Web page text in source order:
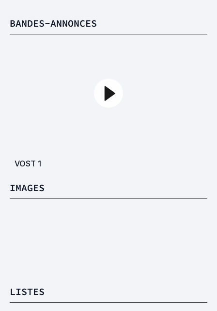
BANDES-ANNONCES
VOST 1
IMAGES
LISTES